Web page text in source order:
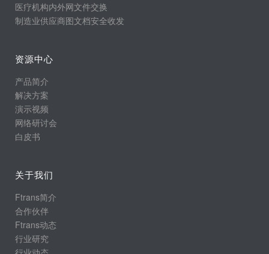
医疗机构内外网文件交换
制造业供应商图文档安全收发
资源中心
产品简介
解决方案
演示视频
网络研讨会
白皮书
关于我们
Ftrans简介
合作伙伴
Ftrans动态
行业研究